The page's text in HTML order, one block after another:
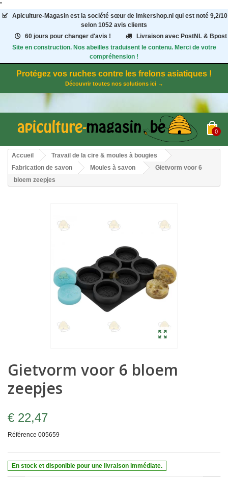
"
Apiculture-Magasinest la société sœur de Imkershop.nl qui est noté 9,2/10
selon 1052 avis clients
60 jours pour changer d'avis !
Livraison avec PostNL & Bpost
Site en construction. Nos abeilles traduisent le contenu. Merci de votre
compréhension !
Protégez vos ruches contre les frelons asiatiques !
Découvrir toutes nos solutions ici →
0
Accueil
Travail de la cire & moules à bougies
Fabrication de savon
Moules à savon
Gietvorm voor 6
bloem zeepjes
Gietvorm voor 6 bloem
zeepjes
€ 22,47
Référence 005659
En stock et disponible pour une livraison immédiate.